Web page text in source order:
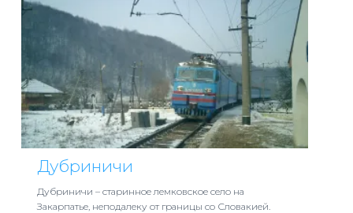
Дубриничи
Дубриничи – старинное лемковское село на
Закарпатье, неподалеку от границы со Словакией.